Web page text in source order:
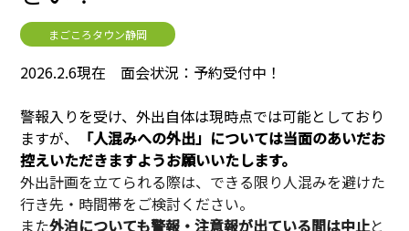
まごころタウン静岡
2026.2.6現在 面会状況：予約受付中！
警報入りを受け、外出自体は現時点では可能としており
ますが、
「人混みへの外出」については当面のあいだお
控えいただきますようお願いいたします。
外出計画を立てられる際は、できる限り人混みを避けた
行き先・時間帯をご検討ください。
また外泊についても警報・注意報が出ている間は中止と